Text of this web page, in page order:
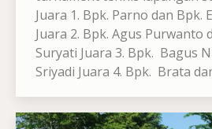
Juara 1. Bpk. Parno dan Bpk.
Juara 2. Bpk. Agus Purwanto
Suryati Juara 3. Bpk. Bagus
Sriyadi Juara 4. Bpk. Brata